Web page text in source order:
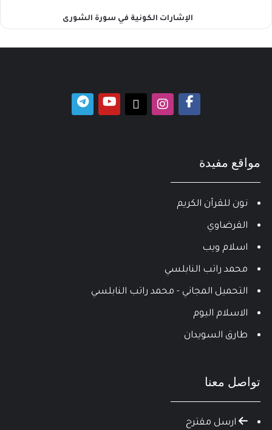
الإشارات الكونية في سورة الشورى
مواقع مفيدة
نون للقرآن الكريم
القرضاوي
اسلام ويب
محمد راتب النابلسي
التحميل المجاني - محمد راتب النابلسي
الاسلام اليوم
طارق السويدان
تواصل معنا
ارسل مقترح